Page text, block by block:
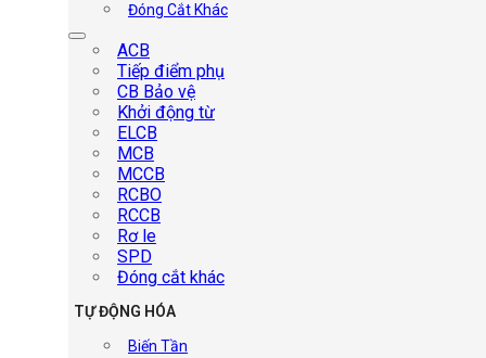
Đóng Cắt Khác
ACB
Tiếp điểm phụ
CB Bảo vệ
Khởi động từ
ELCB
MCB
MCCB
RCBO
RCCB
Rơ le
SPD
Đóng cắt khác
TỰ ĐỘNG HÓA
Biến Tần